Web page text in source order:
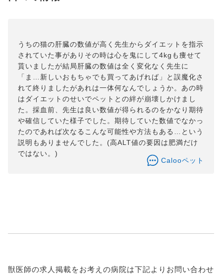
うちの猫の肝臓の数値が高く先生からダイエットを指示
されていた事がありその時は心を鬼にして4kgも痩せて
貰いましたが結局肝臓の数値は全く変化なく先生に
「ま…新しいおもちゃでも買ってあげれば」と誤魔化さ
れて終りましたがあれは一体何なんでしょうか。あの時
はダイエットのせいでペットとの絆が崩壊しかけまし
た。採血前、先生は良い数値が得られるのをかなり期待
や確信していた様子でした。期待していた数値でなかっ
たのであれば次なるこんな可能性や方法もある…という
説明もありませんでした。(高ALT値の要因は肥満だけ
ではない。)
Calooペット
獣医師の求人掲載をお考えの病院は下記よりお問い合わせ